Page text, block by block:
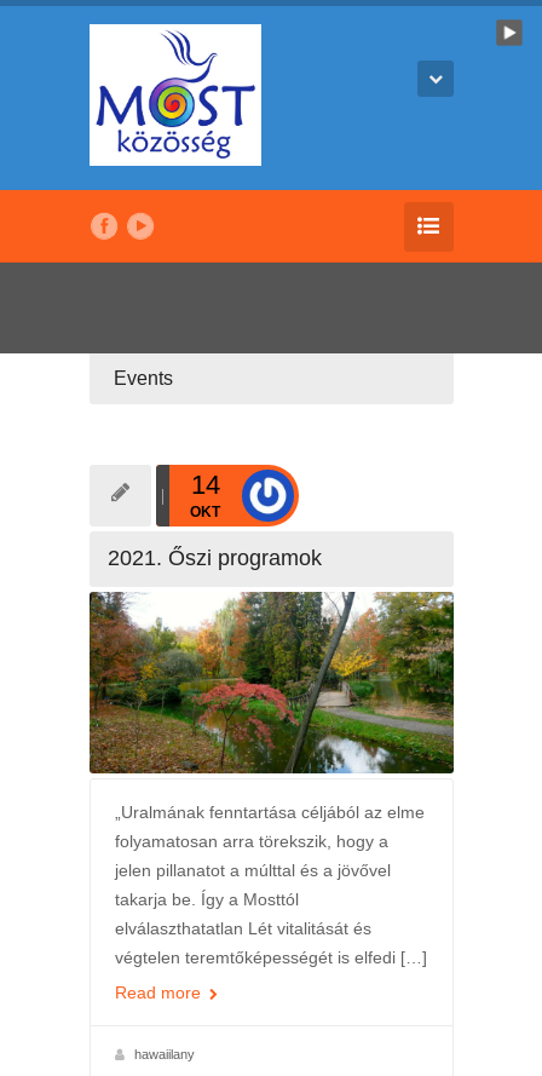
Events
14
OKT
2021. Őszi programok
„Uralmának fenntartása céljából az elme
folyamatosan arra törekszik, hogy a
jelen pillanatot a múlttal és a jövővel
takarja be. Így a Mosttól
elválaszthatatlan Lét vitalitását és
végtelen teremtőképességét is elfedi […]
Read more
hawaiilany